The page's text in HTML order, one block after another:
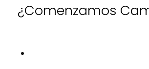
¿Comenzamos